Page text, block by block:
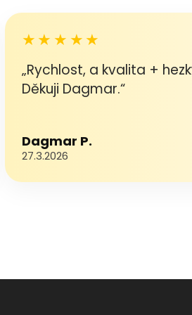
★★★★★
„Rychlost, a kvalita +
Děkuji Dagmar.“
Dagmar P.
27.3.2026